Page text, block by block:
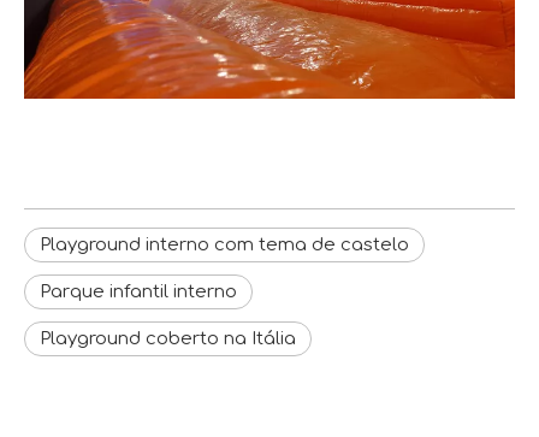
Playground interno com tema de castelo
Parque infantil interno
Playground coberto na Itália